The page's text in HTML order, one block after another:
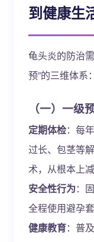
到健康生
龟头炎的防治
预”的三维体系：
（一）一级
定期体检：每
过长、包茎等
术，从根本上
安全性行为：
全程使用避孕
健康教育：普